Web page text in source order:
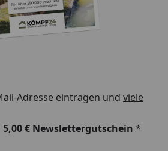
Adresse eintragen und viele
€ Newslettergutschein *